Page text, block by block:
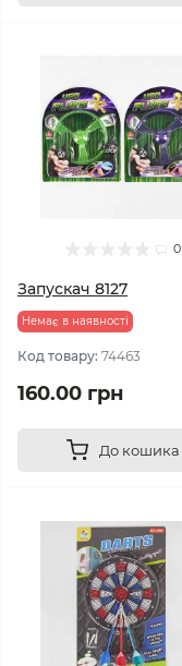
0
Запускач 8127
Немає в наявності
Код товару: 74463
160.00 грн
До кошика